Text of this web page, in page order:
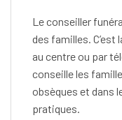
Le conseiller
des familles.
au centre ou par
conseille les
obsèques et dans
pratiques.